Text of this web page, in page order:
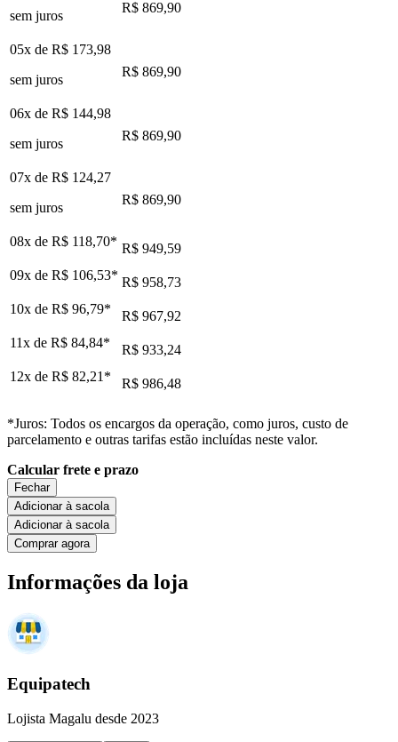
sem juros
R$ 869,90
05x de R$ 173,98
sem juros
R$ 869,90
06x de R$ 144,98
sem juros
R$ 869,90
07x de R$ 124,27
sem juros
R$ 869,90
08x de R$ 118,70* R$ 949,59
09x de R$ 106,53* R$ 958,73
10x de R$ 96,79*
R$ 967,92
11x de R$ 84,84*
R$ 933,24
12x de R$ 82,21 * R$ 986,48
*Juros: Todos os encargos da operação, como juros, custo de
parcelamento e outras tarifas estão incluídas neste valor.
Calcular frete e prazo
Fechar
Adicionar à sacola
Adicionar à sacola
Comprar agora
Informações da loja
Equipatech
Lojista Magalu desde 2023